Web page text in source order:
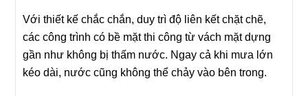
Với thiết kế chắc chắn, duy trì độ liên kết chặt chẽ,
các công trình có bề mặt thi công từ vách mặt dựng
gần như không bị thấm nước. Ngay cả khi mưa lớn
kéo dài, nước cũng không thể chảy vào bên trong.